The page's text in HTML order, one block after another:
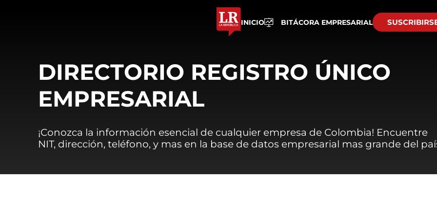
INICIO BITÁCORA EMPRESARIAL
DIRECTORIO REGISTRO ÚNICO
EMPRESARIAL
¡Conozca la información esencial de cualquier empresa de Colombia! Encuentre
NIT, dirección, teléfono, y mas en la base de datos empresarial mas grande del